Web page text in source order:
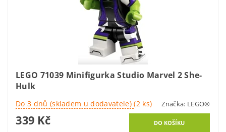
LEGO 71039 Minifigurka Studio Marvel 2 She-
Hulk
Do 3 dnů (skladem u dodavatele)(2 ks) Značka: LEGO®
339 Kč